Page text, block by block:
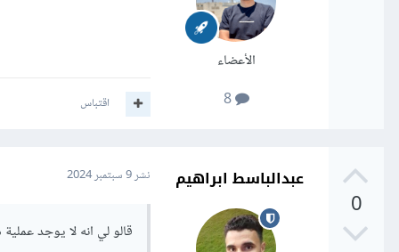
الأعضاء
8
اقتباس
0
عبدالباسط ابراهيم نشر9 سبتمبر 2024
قالو لي انه لا يوجد